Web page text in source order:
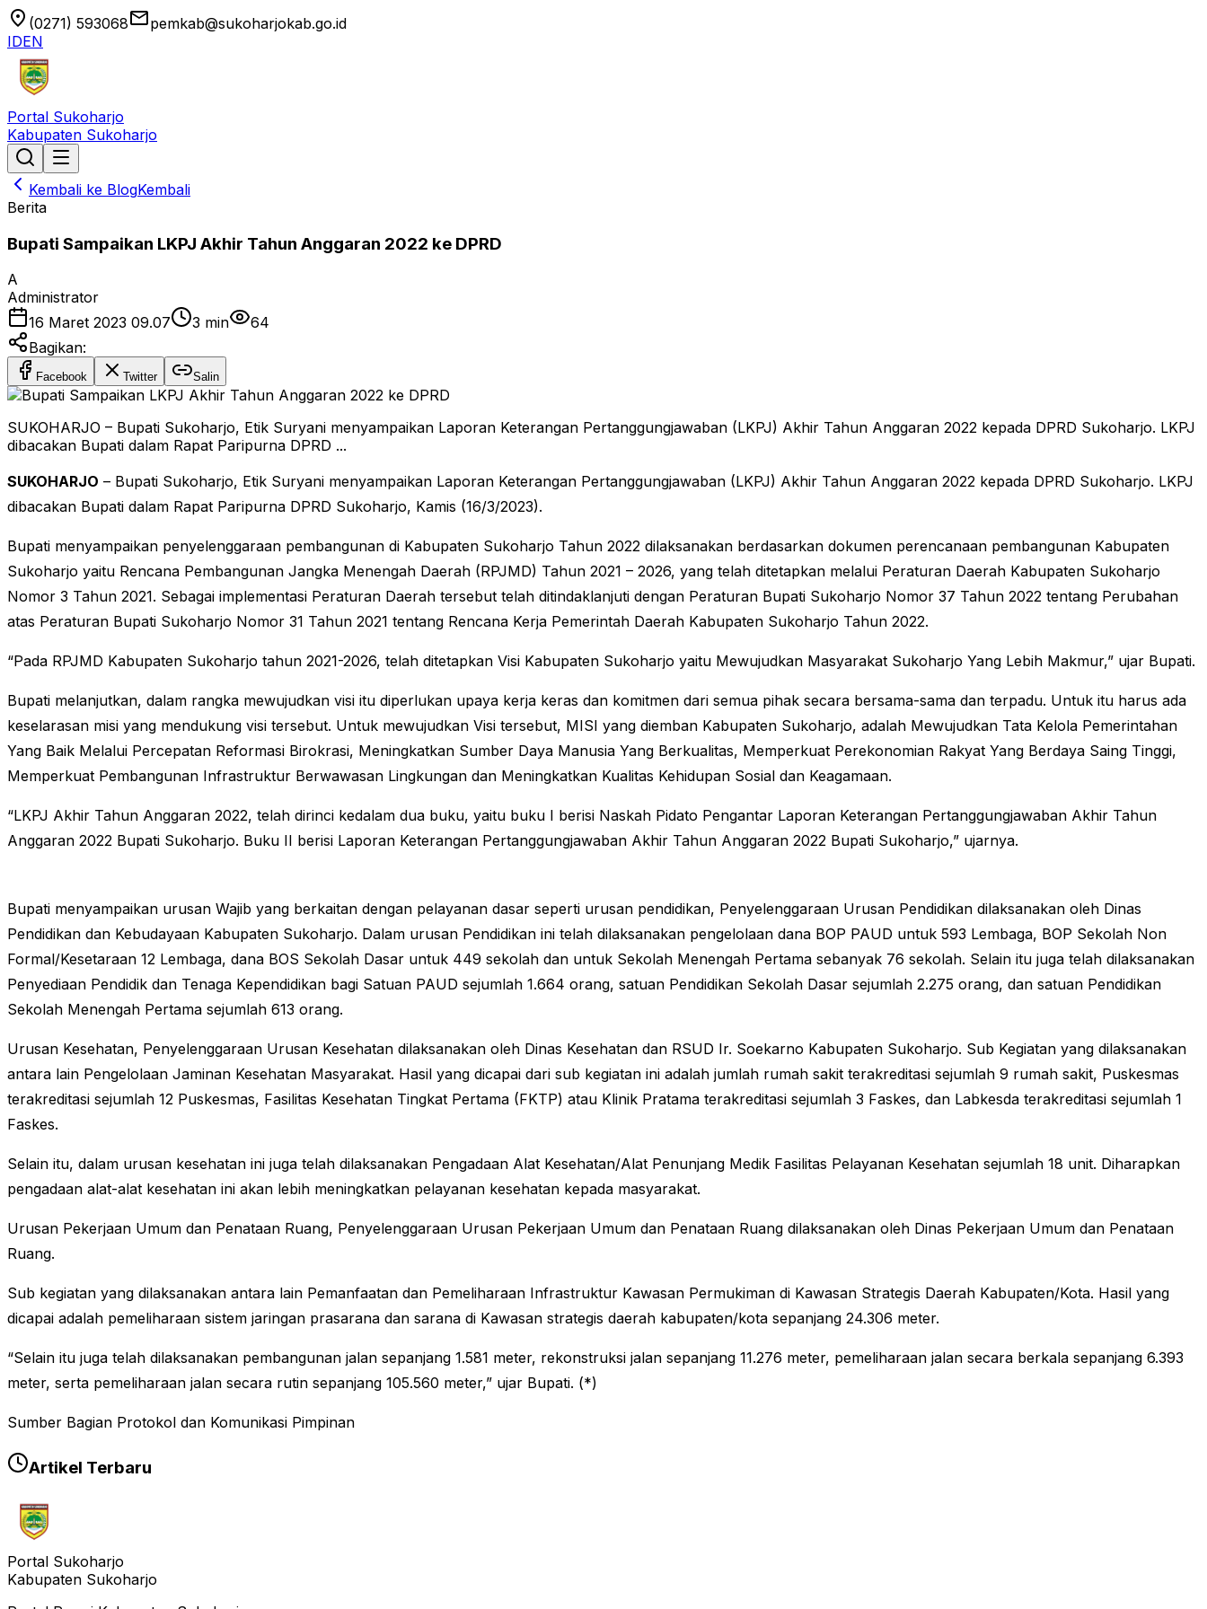
location_on (0271) 593068emailpemkab@sukoharjokab.go.id
IDEN
Portal Sukoharjo
Kabupaten Sukoharjo
Kembali ke BlogKembali
Berita
Bupati Sampaikan LKPJ Akhir Tahun Anggaran 2022 ke DPRD
A
Administrator
16 Maret 2023 09.07
3 min
64
Bagikan:
Facebook Twitter Salin
SUKOHARJO – Bupati Sukoharjo, Etik Suryani menyampaikan Laporan Keterangan Pertanggungjawaban (LKPJ) Akhir Tahun Anggaran 2022 kepada DPRD Sukoharjo. LKPJ
dibacakan Bupati dalam Rapat Paripurna DPRD ...
SUKOHARJO – Bupati Sukoharjo, Etik Suryani menyampaikan Laporan Keterangan Pertanggungjawaban (LKPJ) Akhir Tahun Anggaran 2022 kepada DPRD Sukoharjo. LKPJ
dibacakan Bupati dalam Rapat Paripurna DPRD Sukoharjo, Kamis (16/3/2023).
Bupati menyampaikan penyelenggaraan pembangunan di Kabupaten Sukoharjo Tahun 2022 dilaksanakan berdasarkan dokumen perencanaan pembangunan Kabupaten
Sukoharjo yaitu Rencana Pembangunan Jangka Menengah Daerah (RPJMD) Tahun 2021 – 2026, yang telah ditetapkan melalui Peraturan Daerah Kabupaten Sukoharjo
Nomor 3 Tahun 2021. Sebagai implementasi Peraturan Daerah tersebut telah ditindaklanjuti dengan Peraturan Bupati Sukoharjo Nomor 37 Tahun 2022 tentang Perubahan
atas Peraturan Bupati Sukoharjo Nomor 31 Tahun 2021 tentang Rencana Kerja Pemerintah Daerah Kabupaten Sukoharjo Tahun 2022.
“Pada RPJMD Kabupaten Sukoharjo tahun 2021-2026, telah ditetapkan Visi Kabupaten Sukoharjo yaitu Mewujudkan Masyarakat Sukoharjo Yang Lebih Makmur,” ujar Bupati.
Bupati melanjutkan, dalam rangka mewujudkan visi itu diperlukan upaya kerja keras dan komitmen dari semua pihak secara bersama-sama dan terpadu. Untuk itu harus ada
keselarasan misi yang mendukung visi tersebut. Untuk mewujudkan Visi tersebut, MISI yang diemban Kabupaten Sukoharjo, adalah Mewujudkan Tata Kelola Pemerintahan
Yang Baik Melalui Percepatan Reformasi Birokrasi, Meningkatkan Sumber Daya Manusia Yang Berkualitas, Memperkuat Perekonomian Rakyat Yang Berdaya Saing Tinggi,
Memperkuat Pembangunan Infrastruktur Berwawasan Lingkungan dan Meningkatkan Kualitas Kehidupan Sosial dan Keagamaan.
“LKPJ Akhir Tahun Anggaran 2022, telah dirinci kedalam dua buku, yaitu buku I berisi Naskah Pidato Pengantar Laporan Keterangan Pertanggungjawaban Akhir Tahun
Anggaran 2022 Bupati Sukoharjo. Buku II berisi Laporan Keterangan Pertanggungjawaban Akhir Tahun Anggaran 2022 Bupati Sukoharjo,” ujarnya.
Bupati menyampaikan urusan Wajib yang berkaitan dengan pelayanan dasar seperti urusan pendidikan, Penyelenggaraan Urusan Pendidikan dilaksanakan oleh Dinas
Pendidikan dan Kebudayaan Kabupaten Sukoharjo. Dalam urusan Pendidikan ini telah dilaksanakan pengelolaan dana BOP PAUD untuk 593 Lembaga, BOP Sekolah Non
Formal/Kesetaraan 12 Lembaga, dana BOS Sekolah Dasar untuk 449 sekolah dan untuk Sekolah Menengah Pertama sebanyak 76 sekolah. Selain itu juga telah dilaksanakan
Penyediaan Pendidik dan Tenaga Kependidikan bagi Satuan PAUD sejumlah 1.664 orang, satuan Pendidikan Sekolah Dasar sejumlah 2.275 orang, dan satuan Pendidikan
Sekolah Menengah Pertama sejumlah 613 orang.
Urusan Kesehatan, Penyelenggaraan Urusan Kesehatan dilaksanakan oleh Dinas Kesehatan dan RSUD Ir. Soekarno Kabupaten Sukoharjo. Sub Kegiatan yang dilaksanakan
antara lain Pengelolaan Jaminan Kesehatan Masyarakat. Hasil yang dicapai dari sub kegiatan ini adalah jumlah rumah sakit terakreditasi sejumlah 9 rumah sakit, Puskesmas
terakreditasi sejumlah 12 Puskesmas, Fasilitas Kesehatan Tingkat Pertama (FKTP) atau Klinik Pratama terakreditasi sejumlah 3 Faskes, dan Labkesda terakreditasi sejumlah 1
Faskes.
Selain itu, dalam urusan kesehatan ini juga telah dilaksanakan Pengadaan Alat Kesehatan/Alat Penunjang Medik Fasilitas Pelayanan Kesehatan sejumlah 18 unit. Diharapkan
pengadaan alat-alat kesehatan ini akan lebih meningkatkan pelayanan kesehatan kepada masyarakat.
Urusan Pekerjaan Umum dan Penataan Ruang, Penyelenggaraan Urusan Pekerjaan Umum dan Penataan Ruang dilaksanakan oleh Dinas Pekerjaan Umum dan Penataan
Ruang.
Sub kegiatan yang dilaksanakan antara lain Pemanfaatan dan Pemeliharaan Infrastruktur Kawasan Permukiman di Kawasan Strategis Daerah Kabupaten/Kota. Hasil yang
dicapai adalah pemeliharaan sistem jaringan prasarana dan sarana di Kawasan strategis daerah kabupaten/kota sepanjang 24.306 meter.
“Selain itu juga telah dilaksanakan pembangunan jalan sepanjang 1.581 meter, rekonstruksi jalan sepanjang 11.276 meter, pemeliharaan jalan secara berkala sepanjang 6.393
meter, serta pemeliharaan jalan secara rutin sepanjang 105.560 meter,” ujar Bupati. (*)
Sumber Bagian Protokol dan Komunikasi Pimpinan
Artikel Terbaru
Portal Sukoharjo
Kabupaten Sukoharjo